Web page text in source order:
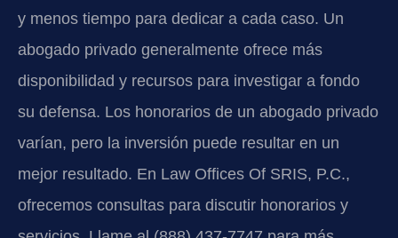
y menos tiempo para dedicar a cada caso. Un
abogado privado generalmente ofrece más
disponibilidad y recursos para investigar a fondo
su defensa. Los honorarios de un abogado privado
varían, pero la inversión puede resultar en un
mejor resultado. En Law Offices Of SRIS, P.C.,
ofrecemos consultas para discutir honorarios y